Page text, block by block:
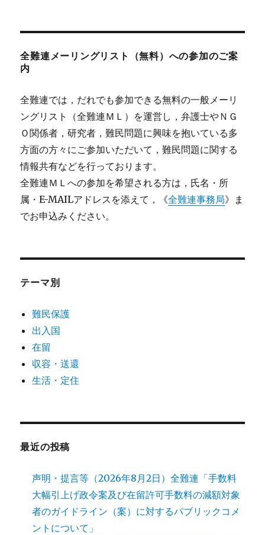
全難連メーリングリスト（無料）への参加のご案
内
全難連では，だれでも参加できる無料の一般メーリ
ングリスト（全難連ＭＬ）を運営し，弁護士やＮＧ
Ｏ関係者，研究者，難民問題に興味を抱いている多
方面の方々にご参加いただいて，難民問題に関する
情報共有などを行っております。
全難連ＭＬへの参加を希望される方は，氏名・所
属・E-MAILアドレスを添えて，《全難連事務局》ま
でお申込みください。
テーマ別
難民保護
出入国
在留
収容・送還
生活・定住
最近の投稿
声明・提言等（2026年8月2日）全難連「手数料
大幅引上げ政令案及び在留許可手数料の減額対象
者のガイドライン（案）に対するパブリックコメ
ントについて」